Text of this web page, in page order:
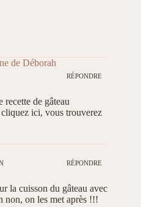
de Déborah
RÉPONDRE
de gâteau
ici, vous trouverez
RÉPONDRE
la cuisson du gâteau avec
non, on les met après !!!